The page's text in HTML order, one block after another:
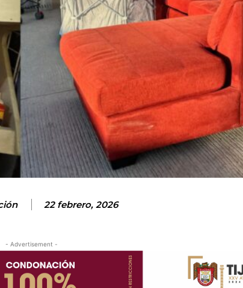
22 febrero, 2026
- Advertisement -